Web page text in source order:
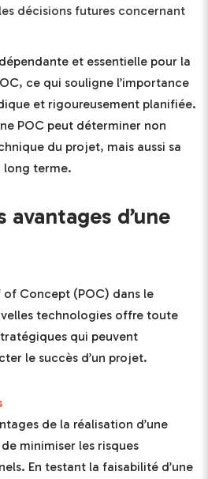
décisions futures concernant
et essentielle pour la
ce qui souligne l’importance
et rigoureusement planifiée.
POC peut déterminer non
du projet, mais aussi sa
long terme.
d’une
of Concept (POC) dans le
technologies offre toute
qui peuvent
le succès d’un projet.
de la réalisation d’une
minimiser les risques
En testant la faisabilité d’une